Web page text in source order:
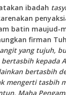
ibadah
batin maujud-
firman
yang tujuh,
kepada
bertasbih
mengerti tasbih
Maha